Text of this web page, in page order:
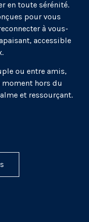
en toute sérénité.
pour vous
à vous-
accessible
ou entre amis,
hors du
et ressourçant.